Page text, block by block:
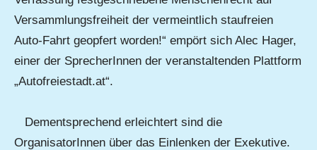
Versammlungsfreiheit der vermeintlich staufreien
Auto-Fahrt geopfert worden!“ empört sich Alec Hager,
einer der SprecherInnen der veranstaltenden Plattform
„Autofreiestadt.at“.
Dementsprechend erleichtert sind die
OrganisatorInnen über das Einlenken der Exekutive.